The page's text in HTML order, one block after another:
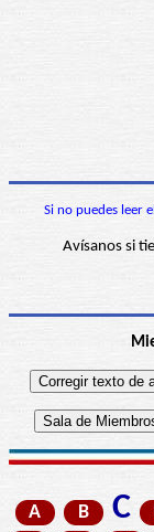
Si no puedes leer
Avísanos si
A B C